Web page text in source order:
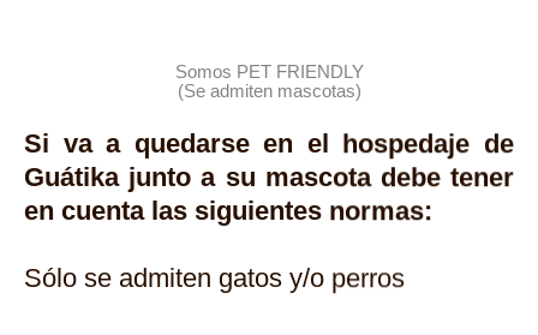
Somos PET FRIENDLY
(Se admiten mascotas)
Si va a quedarse en el hospedaje de
Guátika junto a su mascota debe tener
en cuenta las siguientes normas:
Sólo se admiten gatos y/o perros